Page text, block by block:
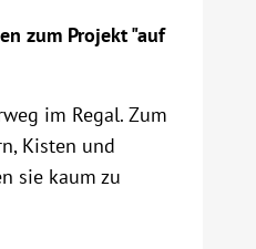
zum Projekt "auf
im Regal. Zum
Kisten und
sie kaum zu